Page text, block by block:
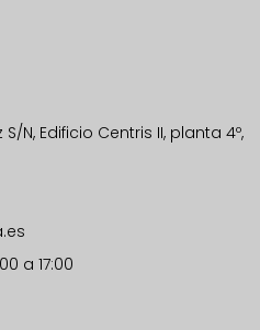
N, Edificio Centris II, planta 4º,
a 17:00